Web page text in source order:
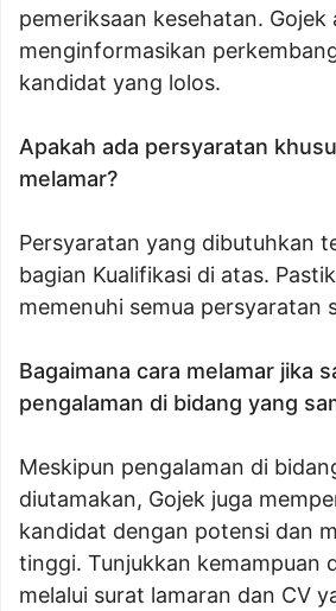
pemeriksaan kesehatan. Gojek
menginformasikan
kandidat yang lolos.
Apakah ada persyaratan
melamar?
Persyaratan yang dibutuhkan
bagian Kualifikasi di atas.
memenuhi semua persyaratan
Bagaimana cara melamar jika
pengalaman di bidang yang
Meskipun pengalaman di
diutamakan, Gojek juga
kandidat dengan potensi dan
tinggi. Tunjukkan kemampuan
melalui surat lamaran dan CV